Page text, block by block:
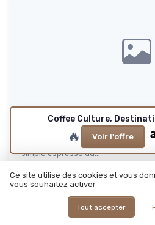
The Coffee Book
Le gros bouquin pour ceux qui
simple espresso du...
Gout
Rapport qualité-prix
Coffee Culture,
🔥 Voir l'offre
Ce site utilise des cookies et vous
vous souhaitez activer
Tout accepter